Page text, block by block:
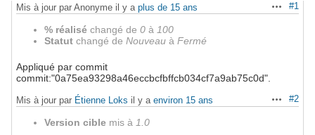
Actions
#1
Mis à jour par Anonyme il y a plus de 15 ans
% réalisé changé de 0 à 100
Statut changé de Nouveau à Fermé
Appliqué par commit
commit:"0a75ea93298a46eccbcfbffcb034cf7a9ab75c0d".
Actions
#2
Mis à jour par Étienne Loks il y a environ 15 ans
Version cible mis à 1.0